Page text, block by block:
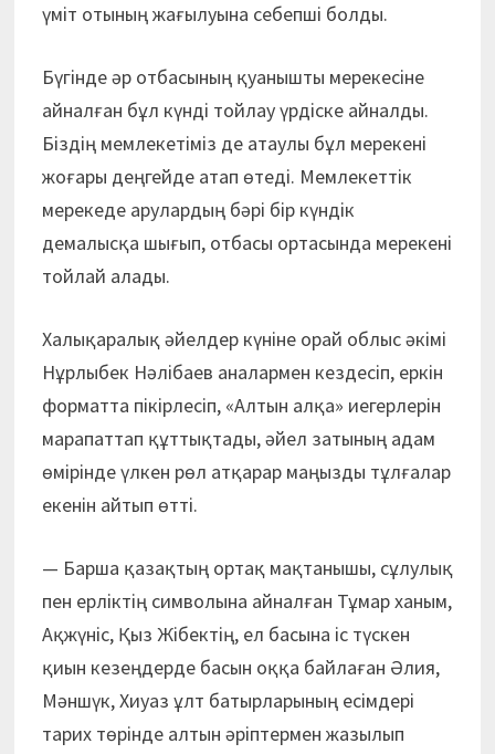
үміт отының жағылуына себепші болды.
Бүгінде әр отбасының қуанышты мерекесіне
айналған бұл күнді тойлау үрдіске айналды.
Біздің мемлекетіміз де атаулы бұл мерекені
жоғары деңгейде атап өтеді. Мемлекеттік
мерекеде арулардың бәрі бір күндік
демалысқа шығып, отбасы ортасында мерекені
тойлай алады.
Халықаралық әйелдер күніне орай облыс әкімі
Нұрлыбек Нәлібаев аналармен кездесіп, еркін
форматта пікірлесіп, «Алтын алқа» иегерлерін
марапаттап құт­тықтады, әйел затының адам
өмірінде үлкен рөл атқарар маңыз­ды тұлғалар
екенін айтып өтті.
— Барша қазақтың ортақ мақтанышы, сұлулық
пен ерліктің символына айналған Тұмар ханым,
Ақжүніс, Қыз Жібектің, ел басына іс түскен
қиын кезеңдерде басын оққа байлаған Әлия,
Мәншүк, Хиуаз ұлт батырларының есімдері
тарих төрінде алтын әріптермен жазылып